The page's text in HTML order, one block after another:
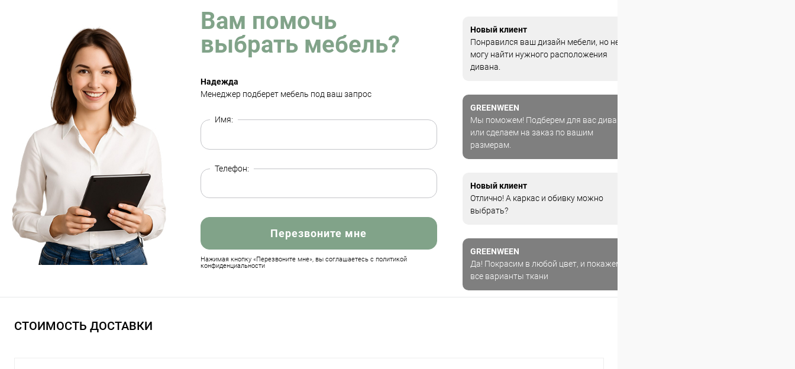
Вам помочь
выбрать мебель?
Надежда
Менеджер подберет мебель под ваш запрос
Имя:
Телефон:
Перезвоните мне
Нажимая кнопку «Перезвоните мне», вы соглашаетесь с политикой
конфиденциальности
Новый клиент
Понравился ваш дизайн мебели, но не
могу найти нужного расположения
дивана.
GREENWEEN
Мы поможем! Подберем для вас диван
или сделаем на заказ по вашим
размерам.
Новый клиент
Отлично! А каркас и обивку можно
выбрать?
GREENWEEN
Да! Покрасим в любой цвет, и покажем
все варианты ткани
СТОИМОСТЬ ДОСТАВКИ